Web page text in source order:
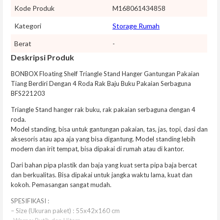
Kode Produk M168061434858
Kategori Storage Rumah
Berat -
Deskripsi Produk
BONBOX Floating Shelf Triangle Stand Hanger Gantungan Pakaian
Tiang Berdiri Dengan 4 Roda Rak Baju Buku Pakaian Serbaguna
BFS221203
Triangle Stand hanger rak buku, rak pakaian serbaguna dengan 4
roda.
Model standing, bisa untuk gantungan pakaian, tas, jas, topi, dasi dan
aksesoris atau apa aja yang bisa digantung. Model standing lebih
modern dan irit tempat, bisa dipakai di rumah atau di kantor.
Dari bahan pipa plastik dan baja yang kuat serta pipa baja bercat
dan berkualitas. Bisa dipakai untuk jangka waktu lama, kuat dan
kokoh. Pemasangan sangat mudah.
SPESIFIKASI :
– Size (Ukuran paket) : 55x42x160 cm